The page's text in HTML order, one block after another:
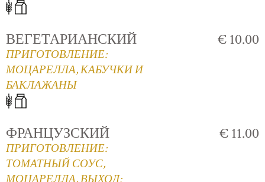
ВЕГЕТАРИАНСКИЙ
ПРИГОТОВЛЕНИЕ:
МОЦАРЕЛЛА, КАБУЧКИ И
БАКЛАЖАНЫ
€ 10.00
ФРАНЦУЗСКИЙ
ПРИГОТОВЛЕНИЕ:
ТОМАТНЫЙ СОУС,
€ 11.00